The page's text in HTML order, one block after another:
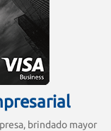
brindado mayor